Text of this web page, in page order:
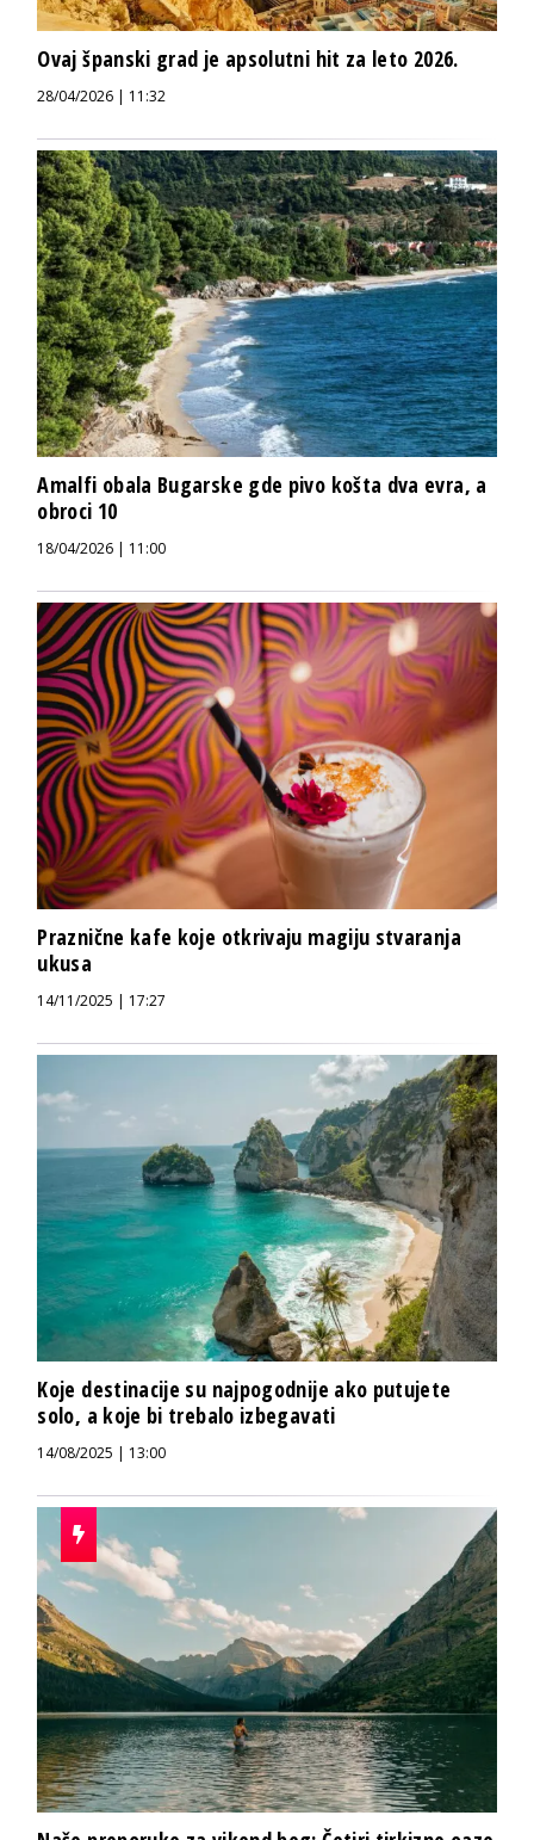
Ovaj španski grad je apsolutni hit za leto 2026.
28/04/2026 | 11:32
Amalfi obala Bugarske gde pivo košta dva evra, a
obroci 10
18/04/2026 | 11:00
Praznične kafe koje otkrivaju magiju stvaranja
ukusa
14/11/2025 | 17:27
Koje destinacije su najpogodnije ako putujete
solo, a koje bi trebalo izbegavati
14/08/2025 | 13:00